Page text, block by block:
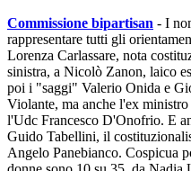
Commissione bipartisan - I
rappresentare tutti gli
Lorenza Carlassare, nota
sinistra, a Nicolò Zanon, laico
poi i "saggi" Valerio Onida e
Violante, ma anche l'ex
l'Udc Francesco D'Onofrio. E
Guido Tabellini, il
Angelo Panebianco. Cospicua